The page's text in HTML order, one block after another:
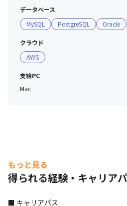
データベース
MySQL
PostgreSQL Oracle
クラウド
AWS
支給PC
Mac
もっと見る
得られる経験・キャリア
■ キャリアパス